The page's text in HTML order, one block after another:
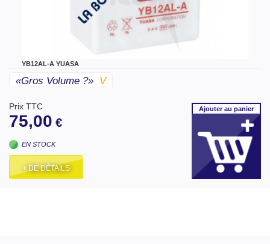
YB12AL-A YUASA
«gros Volume ?» V
Prix TTC
75,00 €
EN STOCK
+ DE DÉTAILS
Ajouterau panier